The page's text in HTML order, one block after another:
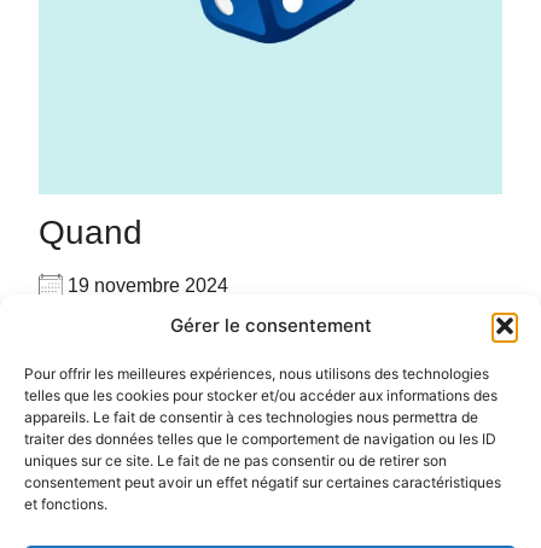
Gérer le consentement
Pour offrir les meilleures expériences, nous utilisons des technologies
telles que les cookies pour stocker et/ou accéder aux informations des
appareils. Le fait de consentir à ces technologies nous permettra de
traiter des données telles que le comportement de navigation ou les ID
uniques sur ce site. Le fait de ne pas consentir ou de retirer son
consentement peut avoir un effet négatif sur certaines caractéristiques
et fonctions.
Quand
19 novembre 2024
17h00 - 23h00
Télécharger ICS
Calendrier Google
Venez seul(e) ou accompagné(e), venez jouer avec
les autres joueurs sur place avec plus de 160 jeux
#PARTAGE #CONVIVIALITE #RENCONTRE #JEUX